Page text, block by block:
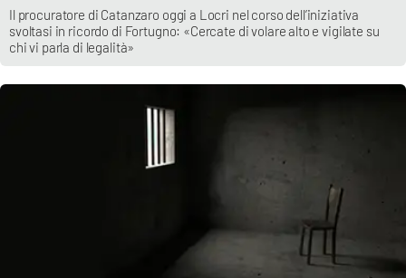
Il procuratore di Catanzaro oggi a Locri nel corso dell’iniziativa
svoltasi in ricordo di Fortugno: «Cercate di volare alto e vigilate su
chi vi parla di legalità»